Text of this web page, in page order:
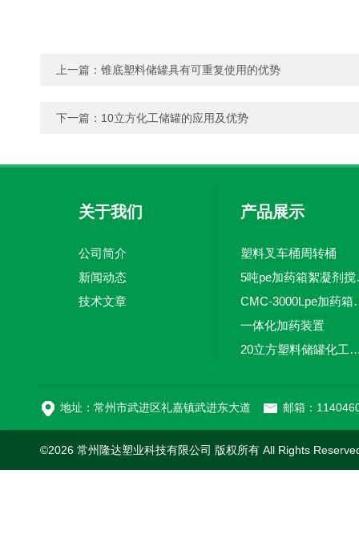
上一篇： 锥底塑料储罐具有可重复使用的优势
下一篇： 10立方化工储罐的应用及优势
关于我们
公司简介
新闻动态
技术文章
产品展示
塑料叉车桶周转桶
5吨pe
CMC-
一体化加药装置
20立方塑料储罐化工储
地址：常州市武进区礼嘉镇武进东大道 邮箱：
©2026 常州隆达塑业科技有限公司 版权所有 All Rights